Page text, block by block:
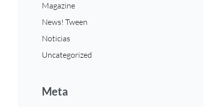
Magazine
News! Tween
Noticias
Uncategorized
Meta